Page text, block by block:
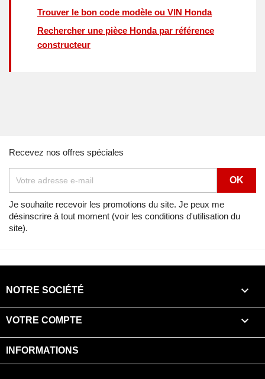
Trouver le bon code modèle ou VIN Honda
Rechercher une pièce Honda par référence
constructeur
Recevez nos offres spéciales
Je souhaite recevoir les promotions du site. Je peux me
désinscrire à tout moment (voir les conditions d'utilisation du
site).
NOTRE SOCIÉTÉ 
VOTRE COMPTE 
INFORMATIONS